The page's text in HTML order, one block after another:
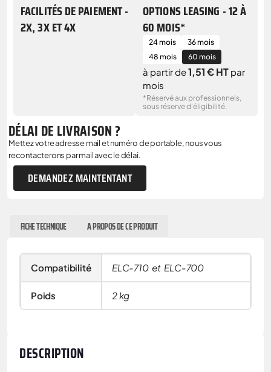
FACILITÉS DE PAIEMENT -
2X, 3X ET 4X
OPTIONS LEASING - 12 À
60 MOIS*
24 mois
36 mois
48 mois
60 mois
à partir de1,51 € HT par
mois
*Réservé aux professionnels,
sous réserve d'éligibilité.
DÉLAI DE LIVRAISON ?
Mettez votre adresse mail et numéro de portable, nous vous
recontacterons par mail avec le délai.
DEMANDEZ MAINTENTANT
FICHE TECHNIQUE A PROPOS DE CE PRODUIT
Compatibilité ELC-710 et ELC-700
Poids 2 kg
DESCRIPTION